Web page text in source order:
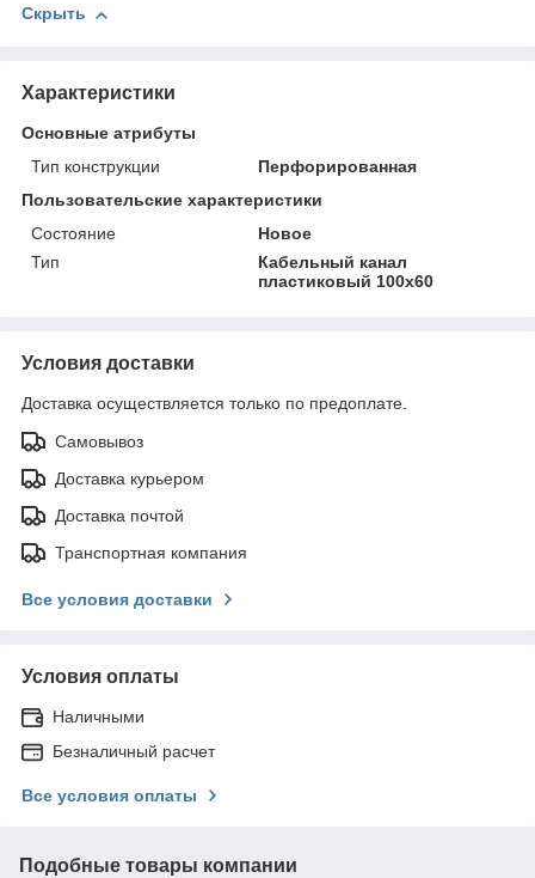
Скрыть
Характеристики
Основные атрибуты
Тип конструкции
Перфорированная
Пользовательские характеристики
Состояние
Новое
Тип
Кабельный канал
пластиковый 100х60
Условия доставки
Доставка осуществляется только по предоплате.
Самовывоз
Доставка курьером
Доставка почтой
Транспортная компания
Все условия доставки
Условия оплаты
Наличными
Безналичный расчет
Все условия оплаты
Подобные товары компании